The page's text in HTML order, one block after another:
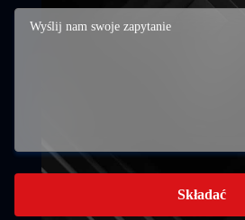
Składać